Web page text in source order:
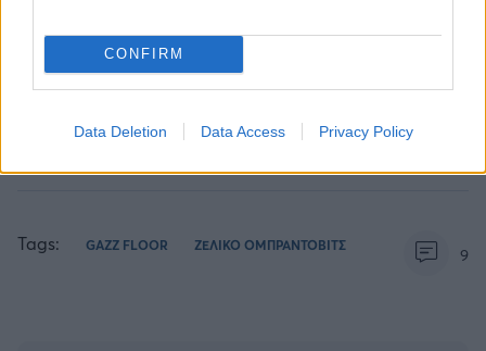
CONFIRM
Data Deletion Data Access Privacy Policy
EuroLeague: Θυμήθηκε το buzzer-beater του Χέιζ-
Άταμαν στη Σύμη: «Σπάει» πιάτα σε γνωστό εστιατόριο!
Tags: GAZZ FLOOR ΖΕΛΙΚΟ ΟΜΠΡΑΝΤΟΒΙΤΣ 9